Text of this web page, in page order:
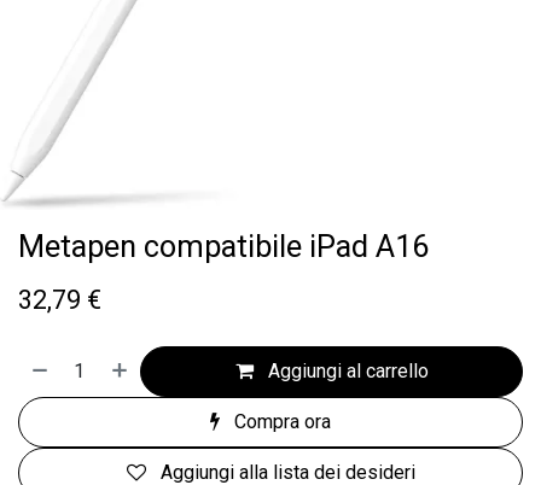
Metapen compatibile iPad A16
32,79 €
Aggiungi al carrello
Compra ora
Aggiungi alla lista dei desideri